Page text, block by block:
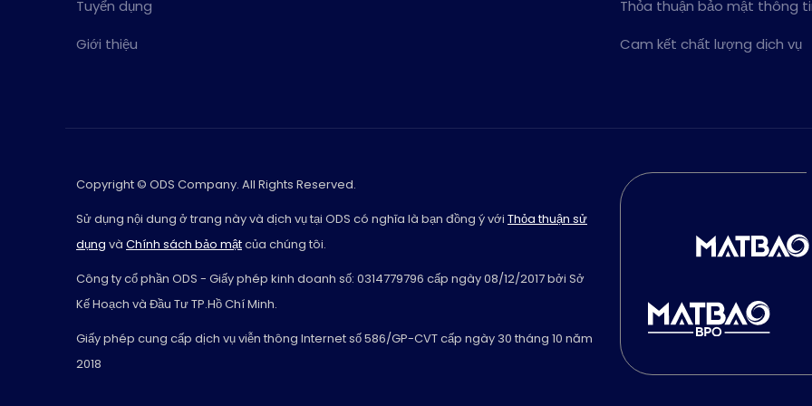
Tuyển dụng
Giới thiệu
Thỏa thuận bảo mật thông
Cam kết chất lượng dịch vụ
Copyright © ODS Company. All Rights Reserved.
Sử dụng nội dung ở trang này và dịch vụ tại ODS có nghĩa là bạn đồng ý với Thỏa thuận sử
dụng và Chính sách bảo mậtcủa chúng tôi.
Công ty cổ phần ODS - Giấy phép kinh doanh số: 0314779796 cấp ngày 08/12/2017 bởi Sở
Kế Hoạch và Đầu Tư TP.Hồ Chí Minh.
Giấy phép cung cấp dịch vụ viễn thông Internet số 586/GP-CVT cấp ngày 30 tháng 10 năm
2018